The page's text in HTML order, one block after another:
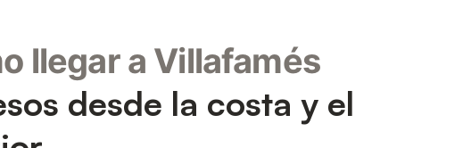
llegar a Villafamés
desde la costa y el